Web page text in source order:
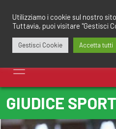
contenuto
GIUDICE
Utilizziamo i cookie sul nostro
Tuttavia, puoi visitare "Gestisci
Gestisci Cookie Accetta tutti